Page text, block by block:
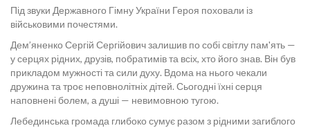
Під звуки Державного Гімну України Героя поховали із
військовими почестями.
Дем’яненко Сергій Сергійович залишив по собі світлу пам'ять —
у серцях рідних, друзів, побратимів та всіх, хто його знав. Він був
прикладом мужності та сили духу. Вдома на нього чекали
дружина та троє неповнолітніх дітей. Сьогодні їхні серця
наповнені болем, а душі — невимовною тугою.
Лебединська громада глибоко сумує разом з рідними загиблого